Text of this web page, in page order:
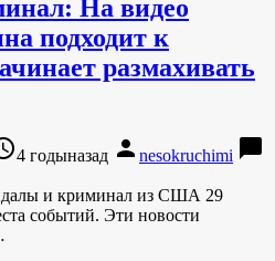
На видео
подходит к
размахивать
4 годыназад person nesokruchimi chat_bubble
и криминал из США 29
событий. Эти новости